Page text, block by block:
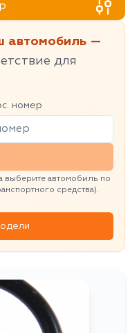
автомобиль —
для
номер
выберите автомобиль по
средства).